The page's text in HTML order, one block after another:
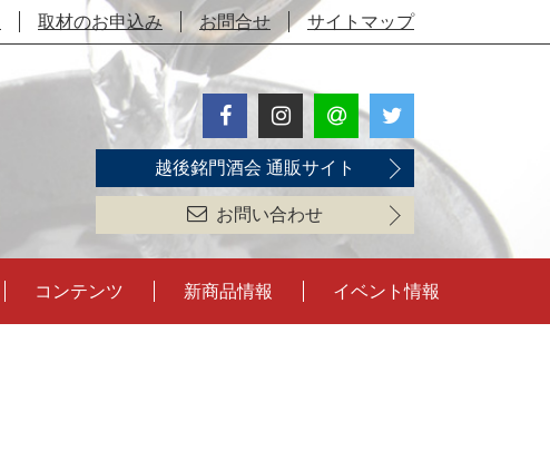
取材のお申込み お問合せ サイトマップ
越後銘門酒会 通販サイト
お問い合わせ
コンテンツ 新商品情報 イベント情報